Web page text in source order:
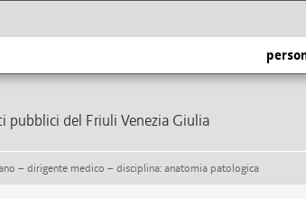
pubblici del Friuli Venezia Giulia
– dirigente medico – disciplina: anatomia patologica